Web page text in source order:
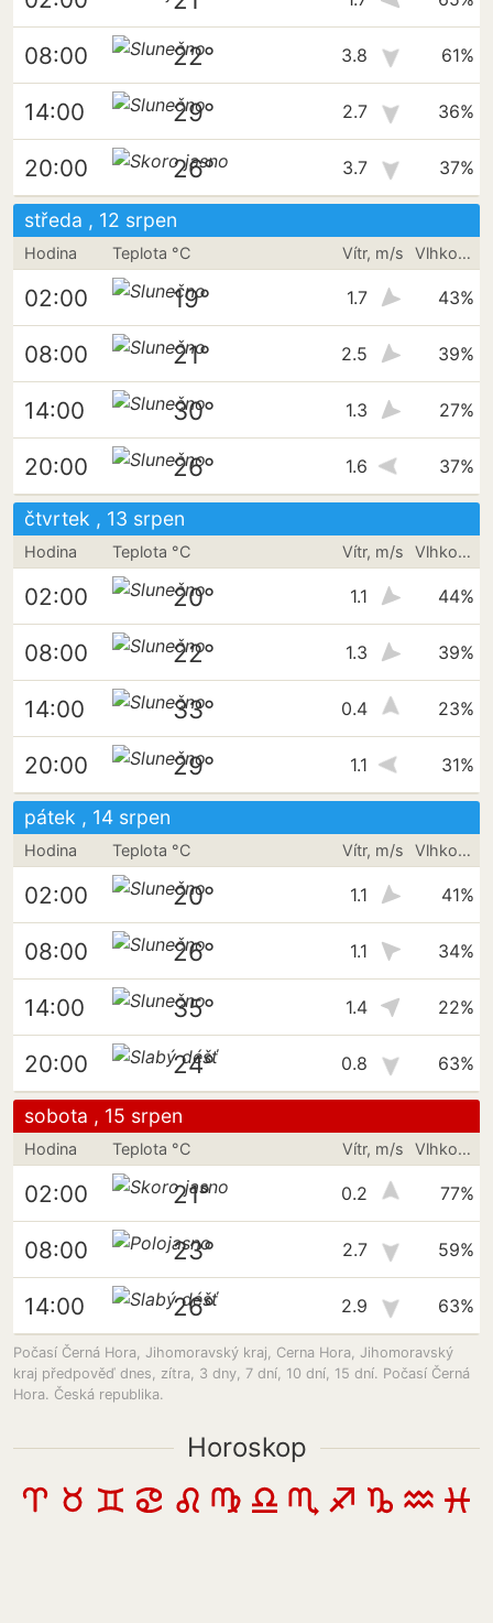
08:00 22° 3.8 61%
14:00 29° 2.7 36%
20:00 26° 3.7 37%
středa , 12 srpen
Hodina Teplota °C Vítr, m/s Vlhkost vzduchu
02:00 19° 1.7 43%
08:00 21° 2.5 39%
14:00 30° 1.3 27%
20:00 26° 1.6 37%
čtvrtek , 13 srpen
Hodina Teplota °C Vítr, m/s Vlhkost vzduchu
02:00 20° 1.1 44%
08:00 22° 1.3 39%
14:00 33° 0.4 23%
20:00 29° 1.1 31%
pátek , 14 srpen
Hodina Teplota °C Vítr, m/s Vlhkost vzduchu
02:00 20° 1.1 41%
08:00 26° 1.1 34%
14:00 35° 1.4 22%
20:00 24° 0.8 63%
sobota , 15 srpen
Hodina Teplota °C Vítr, m/s Vlhkost vzduchu
02:00 21° 0.2 77%
08:00 23° 2.7 59%
14:00 26° 2.9 63%
Počasí Černá Hora, Jihomoravský kraj, Cerna Hora, Jihomoravský
kraj předpověď dnes, zítra, 3 dny, 7 dní, 10 dní, 15 dní. Počasí Černá
Hora. Česká republika.
Horoskop